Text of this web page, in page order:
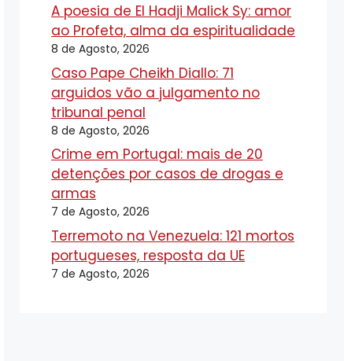
A poesia de El Hadji Malick Sy: amor
ao Profeta, alma da espiritualidade
8 de Agosto, 2026
Caso Pape Cheikh Diallo: 71
arguidos vão a julgamento no
tribunal penal
8 de Agosto, 2026
Crime em Portugal: mais de 20
detenções por casos de drogas e
armas
7 de Agosto, 2026
Terremoto na Venezuela: 121 mortos
portugueses, resposta da UE
7 de Agosto, 2026